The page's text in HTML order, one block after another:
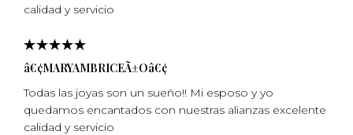
calidad y servicio
â€¢MARYAMBRICEÃ±Oâ€¢
Todas las joyas son un sueño!! Mi esposo y yo
quedamos encantados con nuestras alianzas excelente
calidad y servicio